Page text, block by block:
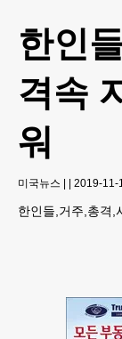
한인
격속
워
미국뉴스 | | 2019-11-
한인들,거주,총격,